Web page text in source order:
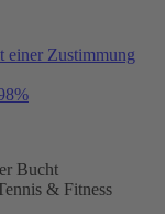
einer Zustimmung
Bucht
& Fitness